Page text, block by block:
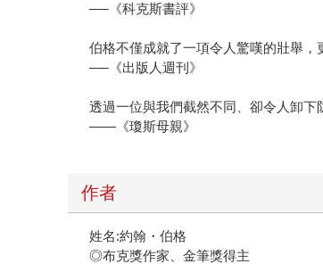
──《科克斯書評》
伯格不僅成就了一項令人驚嘆的壯舉，
──《出版人週刊》
透過一位與我們截然不同、卻令人卸下
——《瓊斯母親》
作者
姓名:約翰・伯格
◎布克獎作家、金筆獎得主